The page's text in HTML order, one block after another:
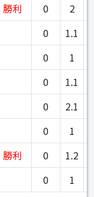
勝利 0 2
0 1.1
0 1
0 1.1
0 2.1
0 1
勝利 0 1.2
0 1